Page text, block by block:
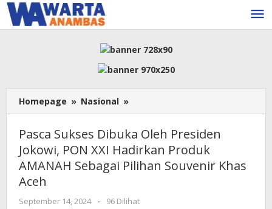
Lewati
ke
konten
Homepage » Nasional »
Sukses
Oleh
Presiden
Jokowi,
Hadirkan
Pasca Sukses Dibuka Oleh Presiden
Jokowi, PON XXI Hadirkan Produk
AMANAH Sebagai Pilihan Souvenir Khas
Aceh
September 14, 2024
oleh
-
96 Dilihat